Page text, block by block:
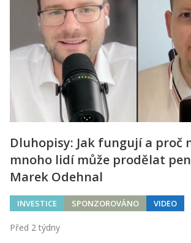
Dluhopisy: Jak fungují a proč
mnoho lidí může prodělat
Marek Odehnal
INVESTICE SPONZOROVÁNO VIDEO
Před 2 týdny